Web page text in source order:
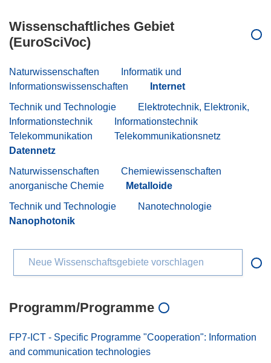
Wissenschaftliches Gebiet
(EuroSciVoc)
Naturwissenschaften
Informatik und
Informationswissenschaften
Internet
Technik und Technologie
Elektrotechnik, Elektronik,
Informationstechnik
Informationstechnik
Telekommunikation
Telekommunikationsnetz
Datennetz
Naturwissenschaften
Chemiewissenschaften
anorganische Chemie
Metalloide
Technik und Technologie
Nanotechnologie
Nanophotonik
Neue Wissenschaftsgebiete vorschlagen
Programm/Programme
FP7-ICT - Specific Programme "Cooperation": Information
and communication technologies